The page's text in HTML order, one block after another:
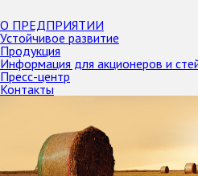
О ПРЕДПРИЯТИИ
Устойчивое развитие
Продукция
Информация для акционеров и
Пресс-центр
Контакты